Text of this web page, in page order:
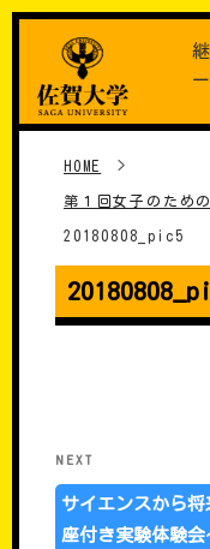
content
HOME >
第１回女子のため
20180808_pic5
Next
Post
NEXT
サイエンスから
座付き実験体験会